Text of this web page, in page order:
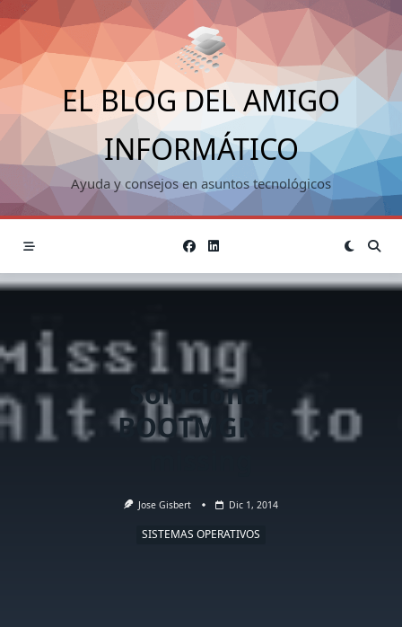
Saltar
al
contenido
EL BLOG DEL AMIGO
INFORMÁTICO
Ayuda y consejos en asuntos tecnológicos
Solucionar
BOOTMGR is
Jose Gisbert Dic 1, 2014
SISTEMAS OPERATIVOS